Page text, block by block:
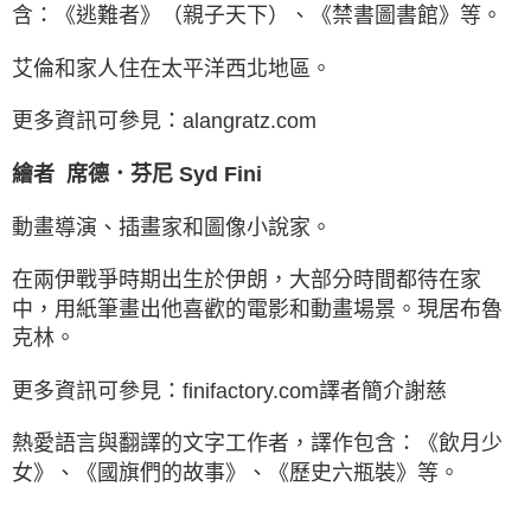
含：《逃難者》（親子天下）、《禁書圖書館》等。
艾倫和家人住在太平洋西北地區。
更多資訊可參見：alangratz.com
繪者 席德．芬尼 Syd Fini
動畫導演、插畫家和圖像小說家。
在兩伊戰爭時期出生於伊朗，大部分時間都待在家
中，用紙筆畫出他喜歡的電影和動畫場景。現居布魯
克林。
更多資訊可參見：finifactory.com譯者簡介謝慈
熱愛語言與翻譯的文字工作者，譯作包含：《飲月少
女》、《國旗們的故事》、《歷史六瓶裝》等。